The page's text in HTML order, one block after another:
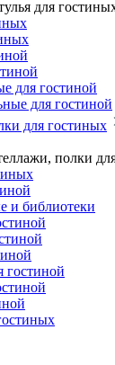
для
для гостиной
для гостиной
для гостиных
полки
библиотеки